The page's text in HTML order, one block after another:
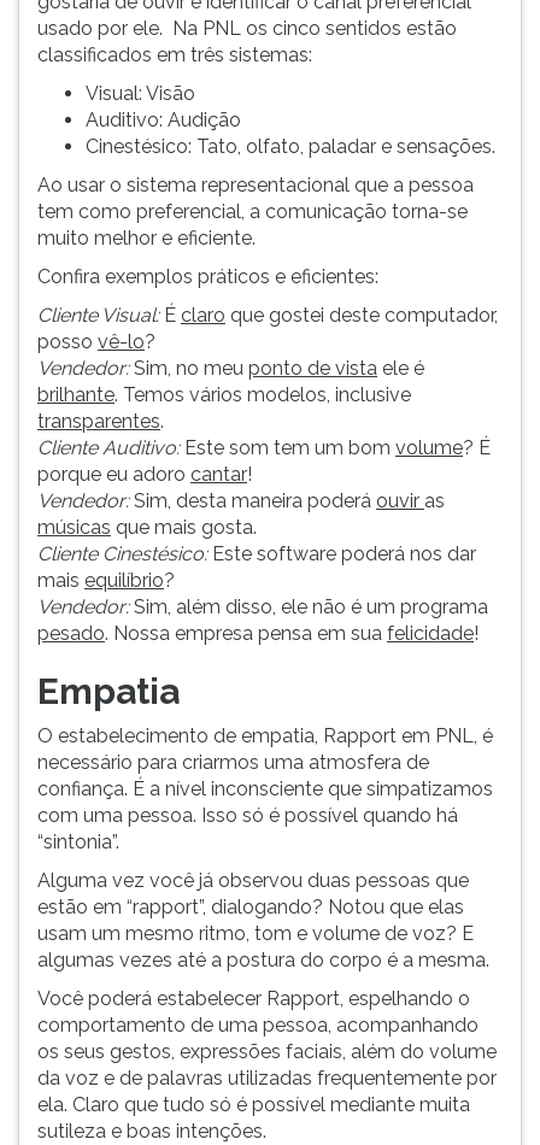
usado por ele. Na PNL os cinco sentidos estão
classificados em três sistemas:
Visual: Visão
Auditivo: Audição
Cinestésico: Tato, olfato, paladar e sensações.
Ao usar o sistema representacional que a pessoa
tem como preferencial, a comunicação torna-se
muito melhor e eficiente.
Confira exemplos práticos e eficientes:
Cliente Visual:É claro que gostei deste computador,
posso vê-lo?
Vendedor:Sim, no meu ponto de vista ele é
brilhante. Temos vários modelos, inclusive
transparentes.
Cliente Auditivo:Este som tem um bom volume? É
porque eu adoro cantar!
Vendedor:Sim, desta maneira poderá ouvir as
músicas que mais gosta.
Cliente Cinestésico:Este software poderá nos dar
mais equilíbrio?
Vendedor:Sim, além disso, ele não é um programa
pesado. Nossa empresa pensa em sua felicidade!
Empatia
O estabelecimento de empatia, Rapport em PNL, é
necessário para criarmos uma atmosfera de
confiança. É a nível inconsciente que simpatizamos
com uma pessoa. Isso só é possível quando há
“sintonia”.
Alguma vez você já observou duas pessoas que
estão em “rapport”, dialogando? Notou que elas
usam um mesmo ritmo, tom e volume de voz? E
algumas vezes até a postura do corpo é a mesma.
Você poderá estabelecer Rapport, espelhando o
comportamento de uma pessoa, acompanhando
os seus gestos, expressões faciais, além do volume
da voz e de palavras utilizadas frequentemente por
ela. Claro que tudo só é possível mediante muita
sutileza e boas intenções.